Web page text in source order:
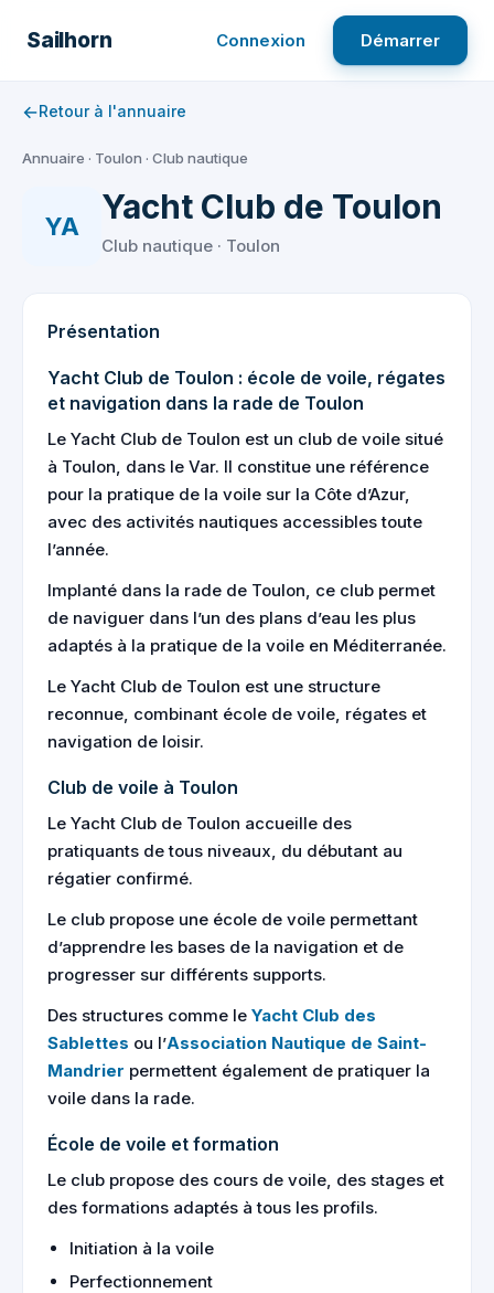
Sailhorn Connexion Démarrer
←Retour à l'annuaire
Annuaire · Toulon · Club nautique
YA Yacht Club de Toulon
Club nautique · Toulon
Présentation
Yacht Club de Toulon : école de voile, régates
et navigation dans la rade de Toulon
Le Yacht Club de Toulon est un club de voile situé
à Toulon, dans le Var. Il constitue une référence
pour la pratique de la voile sur la Côte d’Azur,
avec des activités nautiques accessibles toute
l’année.
Implanté dans la rade de Toulon, ce club permet
de naviguer dans l’un des plans d’eau les plus
adaptés à la pratique de la voile en Méditerranée.
Le Yacht Club de Toulon est une structure
reconnue, combinant école de voile, régates et
navigation de loisir.
Club de voile à Toulon
Le Yacht Club de Toulon accueille des
pratiquants de tous niveaux, du débutant au
régatier confirmé.
Le club propose une école de voile permettant
d’apprendre les bases de la navigation et de
progresser sur différents supports.
Des structures comme le Yacht Club des
Sablettes ou l’Association Nautique de Saint-
Mandrier permettent également de pratiquer la
voile dans la rade.
École de voile et formation
Le club propose des cours de voile, des stages et
des formations adaptés à tous les profils.
Initiation à la voile
Perfectionnement